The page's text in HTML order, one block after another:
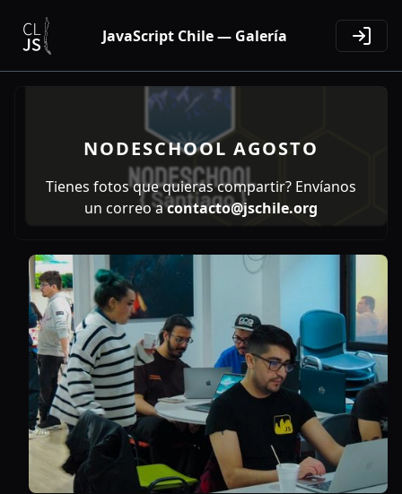
JavaScript Chile — Galería
NODESCHOOL AGOSTO
Tienes fotos que quieras compartir? Envíanos
un correo acontacto@jschile.org